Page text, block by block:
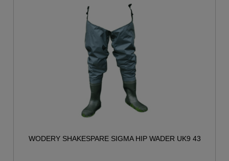
WODERY SHAKESPARE SIGMA HIP WADER UK9 43